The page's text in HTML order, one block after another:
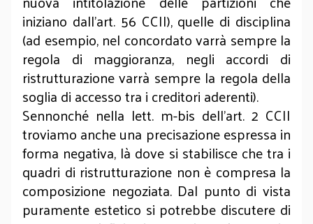
iniziano dall’art. 56 CCII), quelle di disciplina
(ad esempio, nel concordato varrà sempre la
regola di maggioranza, negli accordi di
ristrutturazione varrà sempre la regola della
soglia di accesso tra i creditori aderenti).
Sennonché nella lett. m-bis dell’art. 2 CCII
troviamo anche una precisazione espressa in
forma negativa, là dove si stabilisce che tra i
quadri di ristrutturazione non è compresa la
composizione negoziata. Dal punto di vista
puramente estetico si potrebbe discutere di